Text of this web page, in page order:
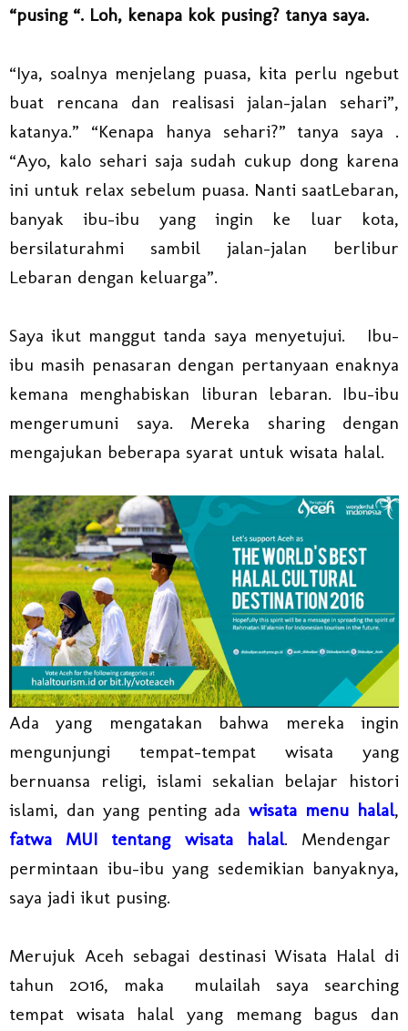
“pusing “. Loh, kenapa kok pusing? tanya saya.
“Iya, soalnya menjelang puasa, kita perlu ngebut
buat rencana dan realisasi jalan-jalan sehari”,
katanya.” “Kenapa hanya sehari?” tanya saya .
“Ayo, kalo sehari saja sudah cukup dong karena
ini untuk relax sebelum puasa. Nanti saatLebaran,
banyak ibu-ibu yang ingin ke luar kota,
bersilaturahmi sambil jalan-jalan berlibur
Lebaran dengan keluarga”.
Saya ikut manggut tanda saya menyetujui. Ibu-
ibu masih penasaran dengan pertanyaan enaknya
kemana menghabiskan liburan lebaran. Ibu-ibu
mengerumuni saya. Mereka sharing dengan
mengajukan beberapa syarat untuk wisata halal.
Ada yang mengatakan bahwa mereka ingin
mengunjungi tempat-tempat wisata yang
bernuansa religi, islami sekalian belajar histori
islami, dan yang penting adawisata menu halal,
fatwa MUI tentang wisata halal. Mendengar
permintaan ibu-ibu yang sedemikian banyaknya,
saya jadi ikut pusing.
Merujuk Aceh sebagai destinasi Wisata Halal di
tahun 2016, maka mulailah saya searching
tempat wisata halal yang memang bagus dan